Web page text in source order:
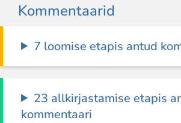
Kommentaarid
7 loomise etapis antud
23 allkirjastamise etapis
kommentaari